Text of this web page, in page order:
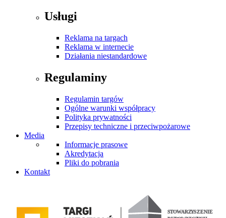
Usługi
Reklama na targach
Reklama w internecie
Działania niestandardowe
Regulaminy
Regulamin targów
Ogólne warunki współpracy
Polityka prywatności
Przepisy techniczne i przeciwpożarowe
Media
Informacje prasowe
Akredytacja
Pliki do pobrania
Kontakt